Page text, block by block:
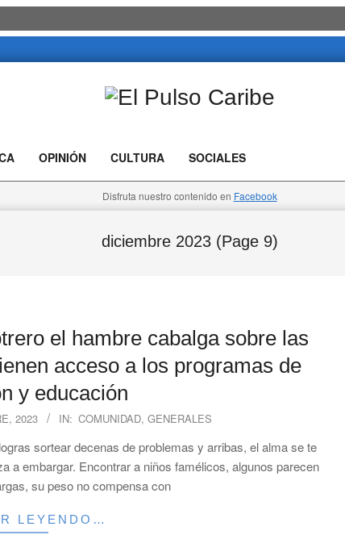
Caribe
OPINIÓN CULTURA SOCIALES
Disfruta nuestro contenido en Facebook
diciembre 2023 (Page 9)
el hambre cabalga sobre las
acceso a los programas de
y educación
2023 IN: COMUNIDAD, GENERALES
sortear decenas de problemas y arribas, el alma se te
a embargar. Encontrar a niños famélicos, algunos parecen
su peso no compensa con
LEYENDO…